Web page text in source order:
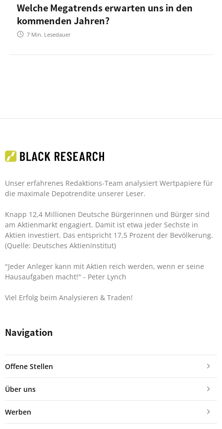
Welche Megatrends erwarten uns in den
kommenden Jahren?
7 Min. Lesedauer
Unser erfahrenes Redaktions-Team analysiert Wertpapiere für
die maximale Depotrendite unserer Leser.
Knapp 12,4 Millionen Deutsche Bürgerinnen und Bürger sind
am Aktienmarkt engagiert. Damit ist etwa jeder Sechste in
Aktien investiert. Das entspricht 17,5 Prozent der Bevölkerung.
(Quelle: Deutsches Aktieninstitut)
"Jeder Anleger kann mit Aktien reich werden, wenn er seine
Hausaufgaben macht!" - Peter Lynch
Viel Erfolg beim Analysieren & Traden!
Navigation
Offene Stellen
Über uns
Werben